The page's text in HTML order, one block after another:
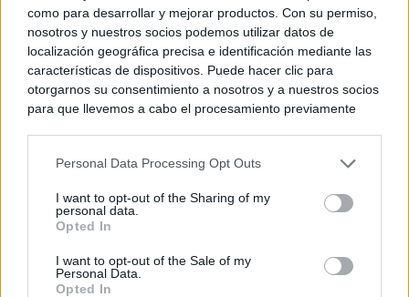
como para desarrollar y mejorar productos. Con su permiso,
nosotros y nuestros socios podemos utilizar datos de
localización geográfica precisa e identificación mediante las
características de dispositivos. Puede hacer clic para
otorgarnos su consentimiento a nosotros y a nuestros socios
para que llevemos a cabo el procesamiento previamente
negar su consentimiento. Tenga en cuenta que algún
de su consentimiento, pero usted tiene el derecho de
rechazar tal procesamiento. Sus preferencias se aplicarán
cualquier momento entrando de nuevo en este sitio web o
visitando nuestra política de privacidad.
Personal Data Processing Opt Outs
I want to opt-out of the Sharing of my
personal data.
Opted In
I want to opt-out of the Sale of my
Personal Data.
Opted In